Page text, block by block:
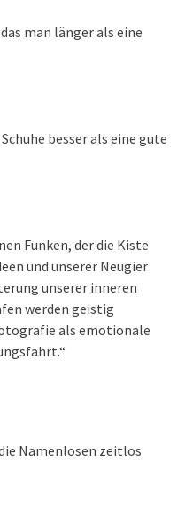
man länger als eine
besser als eine gute
Funken, der die Kiste
und unserer Neugier
unserer inneren
werden geistig
als emotionale
Namenlosen zeitlos